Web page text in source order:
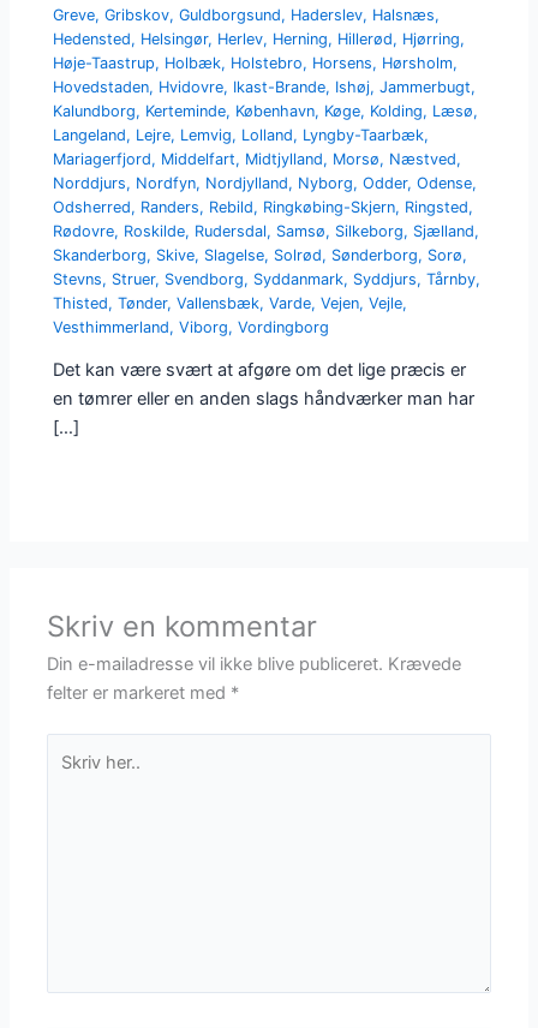
Greve,Gribskov,Guldborgsund, Haderslev, Halsnæs,
Hedensted, Helsingør, Herlev, Herning, Hillerød, Hjørring,
Høje-Taastrup, Holbæk, Holstebro, Horsens, Hørsholm,
Hovedstaden, Hvidovre, Ikast-Brande, Ishøj,Jammerbugt,
Kalundborg, Kerteminde, København, Køge, Kolding, Læsø,
Langeland, Lejre, Lemvig, Lolland, Lyngby-Taarbæk,
Mariagerfjord, Middelfart, Midtjylland, Morsø, Næstved,
Norddjurs, Nordfyn, Nordjylland, Nyborg,Odder,Odense,
Odsherred, Randers, Rebild, Ringkøbing-Skjern, Ringsted,
Rødovre, Roskilde, Rudersdal, Samsø, Silkeborg, Sjælland,
Skanderborg, Skive, Slagelse, Solrød, Sønderborg, Sorø,
Stevns, Struer, Svendborg, Syddanmark, Syddjurs,Tårnby,
Thisted,Tønder,Vallensbæk,Varde,Vejen,Vejle,
Vesthimmerland,Viborg,Vordingborg
Det kan være svært at afgøre om det lige præcis er
en tømrer eller en anden slags håndværker man har
[…]
Skriv en kommentar
Din e-mailadresse vil ikke blive publiceret. Krævede
felter er markeret med *
her..